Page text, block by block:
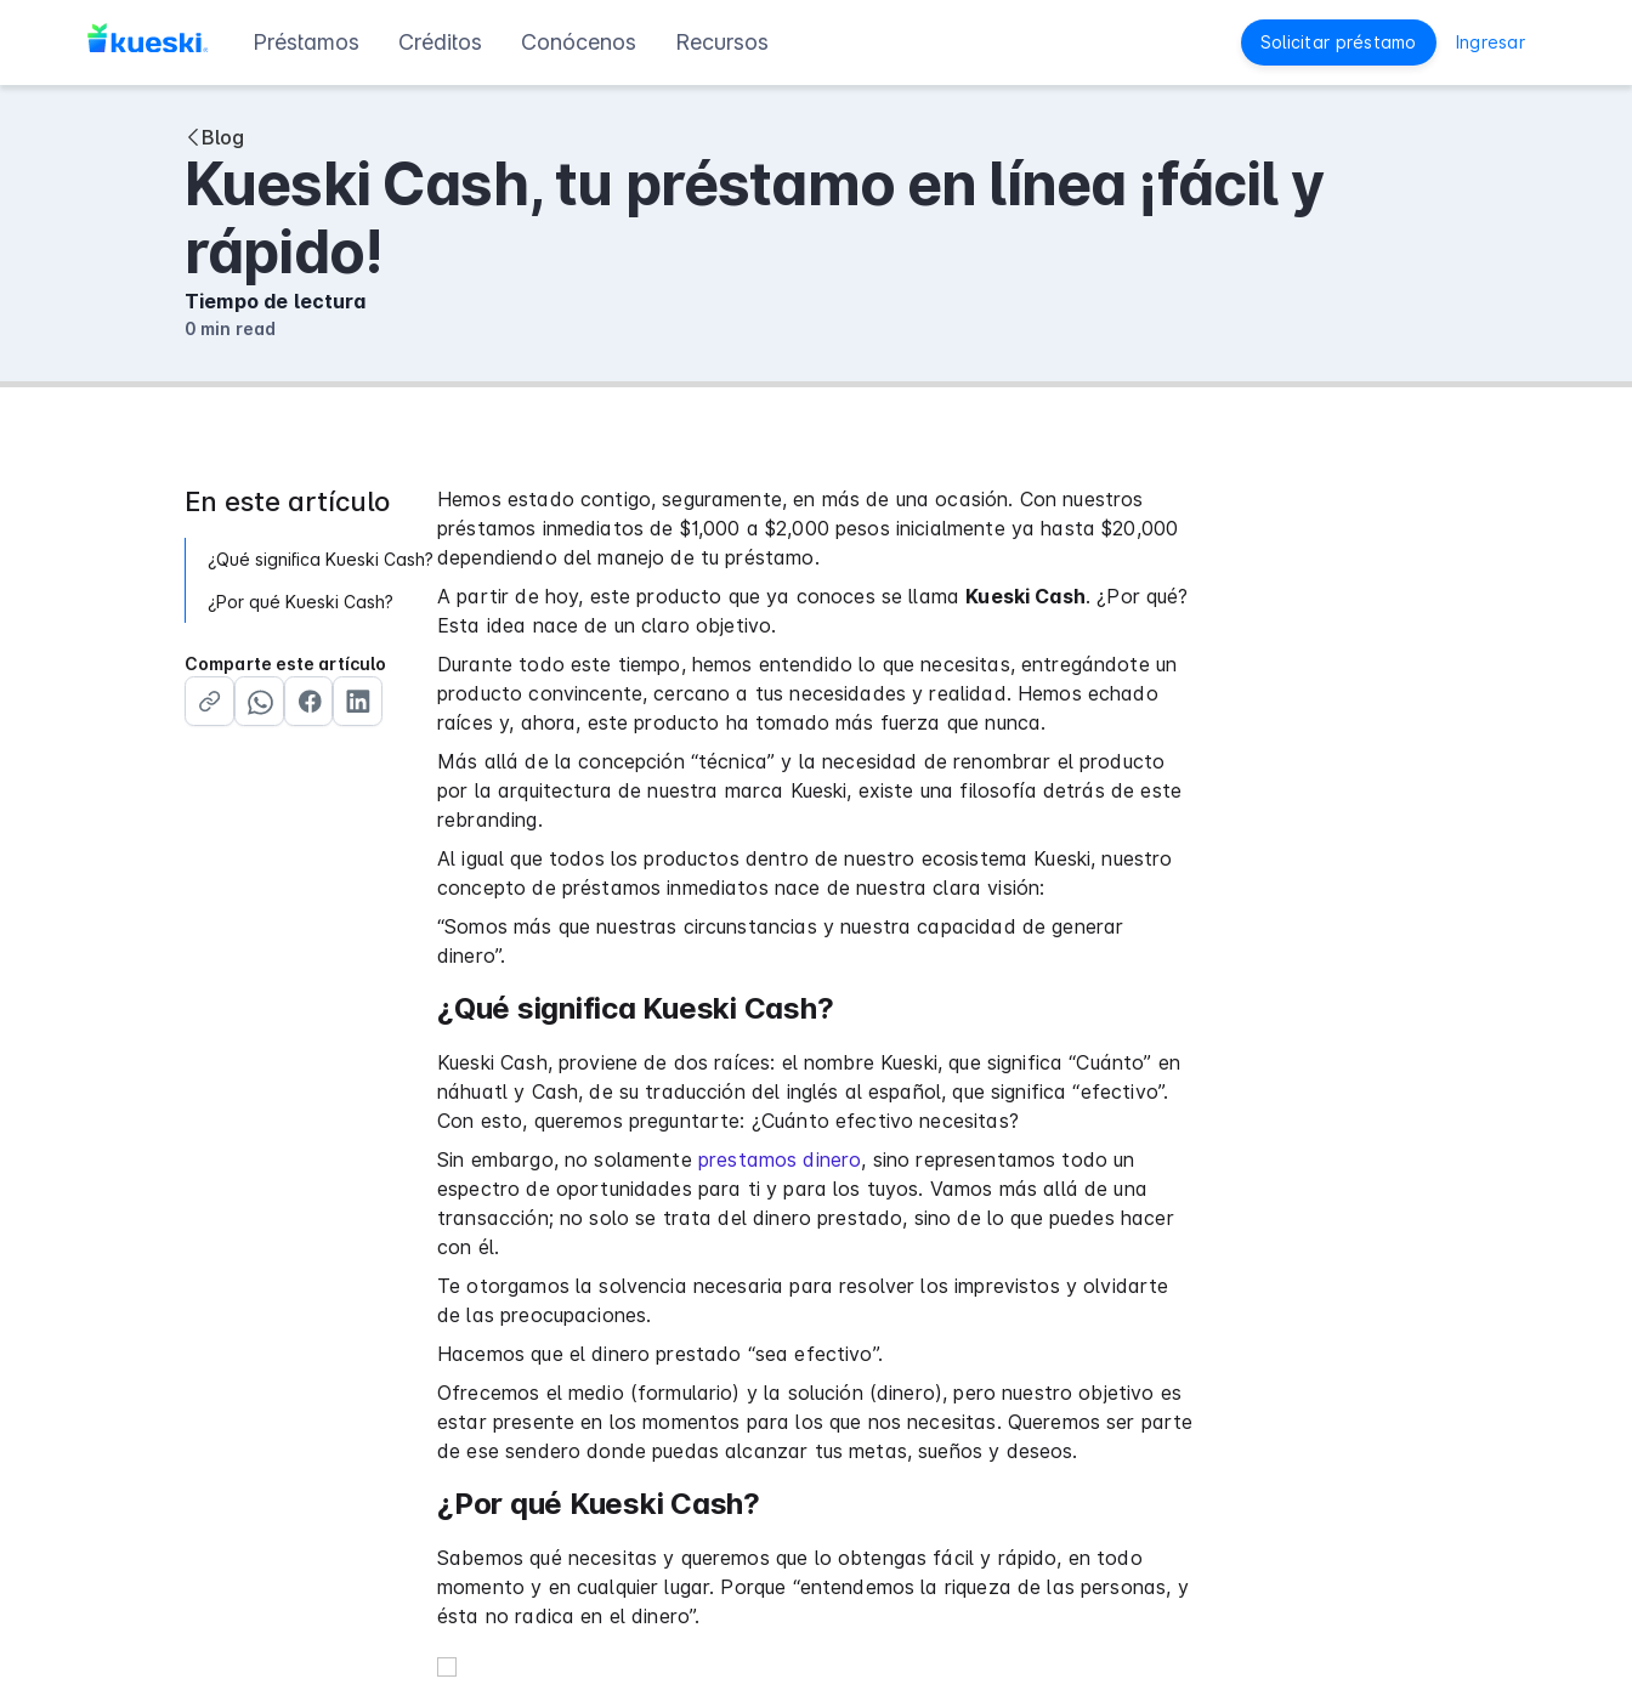
Préstamos Créditos Conócenos Recursos Solicitar préstamo Ingresar
Blog
Kueski Cash, tu préstamo en línea ¡fácil y
rápido!
Tiempo de lectura
0 min read
En este artículo
¿Qué significa Kueski Cash?
¿Por qué Kueski Cash?
Comparte este artículo
Hemos estado contigo, seguramente, en más de una ocasión. Con nuestros
préstamos inmediatos de $1,000 a $2,000 pesos inicialmente ya hasta $20,000
dependiendo del manejo de tu préstamo.
A partir de hoy, este producto que ya conoces se llama Kueski Cash. ¿Por qué?
Esta idea nace de un claro objetivo.
Durante todo este tiempo, hemos entendido lo que necesitas, entregándote un
producto convincente, cercano a tus necesidades y realidad. Hemos echado
raíces y, ahora, este producto ha tomado más fuerza que nunca.
Más allá de la concepción “técnica” y la necesidad de renombrar el producto
por la arquitectura de nuestra marca Kueski, existe una filosofía detrás de este
rebranding.
Al igual que todos los productos dentro de nuestro ecosistema Kueski, nuestro
concepto de préstamos inmediatos nace de nuestra clara visión:
“Somos más que nuestras circunstancias y nuestra capacidad de generar
dinero”.
¿Qué significa Kueski Cash?
Kueski Cash, proviene de dos raíces: el nombre Kueski, que significa “Cuánto” en
náhuatl y Cash, de su traducción del inglés al español, que significa “efectivo”.
Con esto, queremos preguntarte: ¿Cuánto efectivo necesitas?
Sin embargo, no solamente prestamos dinero, sino representamos todo un
espectro de oportunidades para ti y para los tuyos. Vamos más allá de una
transacción; no solo se trata del dinero prestado, sino de lo que puedes hacer
con él.
Te otorgamos la solvencia necesaria para resolver los imprevistos y olvidarte
de las preocupaciones.
Hacemos que el dinero prestado “sea efectivo”.
Ofrecemos el medio (formulario) y la solución (dinero), pero nuestro objetivo es
estar presente en los momentos para los que nos necesitas. Queremos ser parte
de ese sendero donde puedas alcanzar tus metas, sueños y deseos.
¿Por qué Kueski Cash?
Sabemos qué necesitas y queremos que lo obtengas fácil y rápido, en todo
momento y en cualquier lugar. Porque “entendemos la riqueza de las personas, y
ésta no radica en el dinero”.